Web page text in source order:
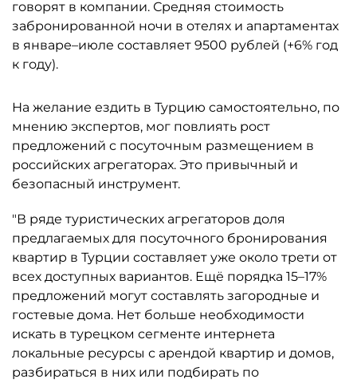
говорят в компании. Средняя стоимость
забронированной ночи в отелях и апартаментах
в январе–июле составляет 9500 рублей (+6% год
к году).
На желание ездить в Турцию самостоятельно, по
мнению экспертов, мог повлиять рост
предложений с посуточным размещением в
российских агрегаторах. Это привычный и
безопасный инструмент.
"В ряде туристических агрегаторов доля
предлагаемых для посуточного бронирования
квартир в Турции составляет уже около трети от
всех доступных вариантов. Ещё порядка 15–17%
предложений могут составлять загородные и
гостевые дома. Нет больше необходимости
искать в турецком сегменте интернета
локальные ресурсы с арендой квартир и домов,
разбираться в них или подбирать по